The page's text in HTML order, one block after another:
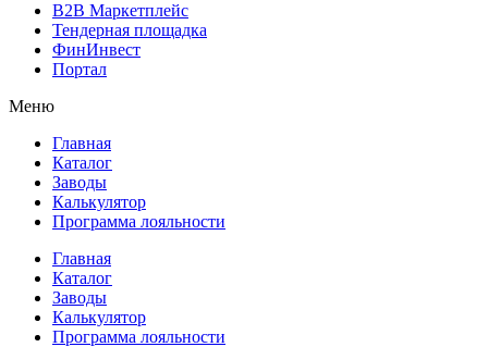
B2B Маркетплейс
Тендерная площадка
ФинИнвест
Портал
Меню
Главная
Каталог
Заводы
Калькулятор
Программа лояльности
Главная
Каталог
Заводы
Калькулятор
Программа лояльности